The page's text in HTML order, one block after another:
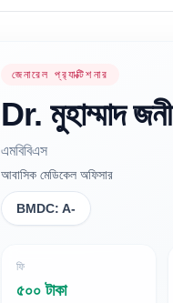
জেনারেল প্র‍্যাক্টিশনার
Dr. মুহাম্মাদ জনী
এমবিবিএস
আবাসিক মেডিকেল অফিসার
BMDC: A-
ফি
৫০০ টাকা